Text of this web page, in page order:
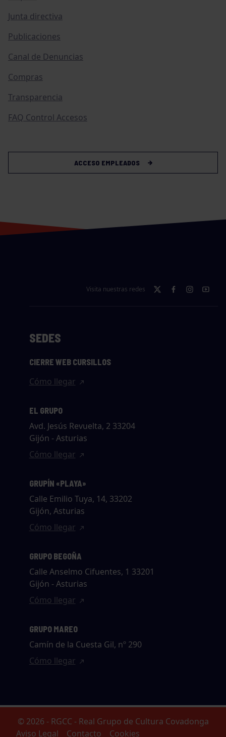
Junta directiva
Publicaciones
Canal de Denuncias
Compras
Transparencia
FAQ Control Accesos
ACCESO EMPLEADOS
Visita nuestras redes
SEDES
CIERRE WEB CURSILLOS
Cómo llegar
EL GRUPO
Avd. Jesús Revuelta, 2 33204
Gijón - Asturias
Cómo llegar
GRUPÍN «PLAYA»
Calle Emilio Tuya, 14, 33202
Gijón, Asturias
Cómo llegar
GRUPO BEGOÑA
Calle Anselmo Cifuentes, 1 33201
Gijón - Asturias
Cómo llegar
GRUPO MAREO
Camín de la Cuesta Gil, nº 290
Cómo llegar
© 2026 - RGCC - Real Grupo de Cultura Covadonga
Aviso Legal
Contacto Cookies